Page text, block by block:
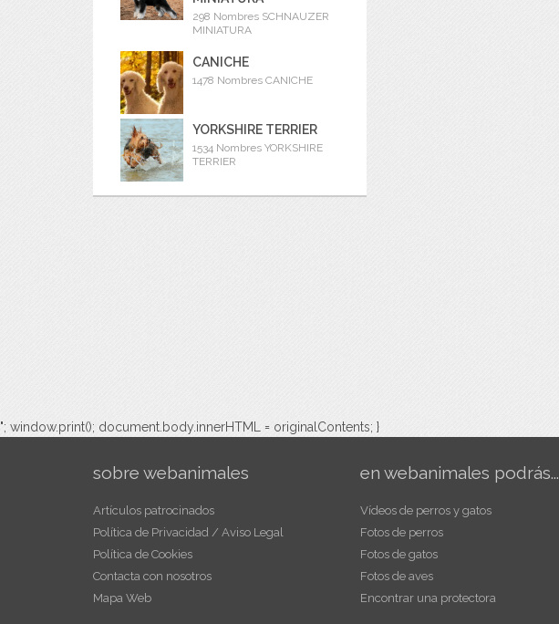
298 Nombres SCHNAUZER
MINIATURA
CANICHE
1478 Nombres CANICHE
YORKSHIRE TERRIER
1534 Nombres YORKSHIRE
TERRIER
"; window.print(); document.body.innerHTML = originalContents; }
sobre webanimales
Artículos patrocinados
Política de Privacidad / Aviso Legal
Política de Cookies
Contacta con nosotros
Mapa Web
en webanimales podrás...
Vídeos de perros y gatos
Fotos de perros
Fotos de gatos
Fotos de aves
Encontrar una protectora